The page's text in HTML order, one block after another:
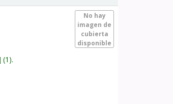
No hay
imagen de
cubierta
disponible
(1).